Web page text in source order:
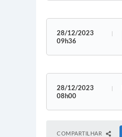
28/12/2023
09h36
28/12/2023
08h00
COMPARTILHAR